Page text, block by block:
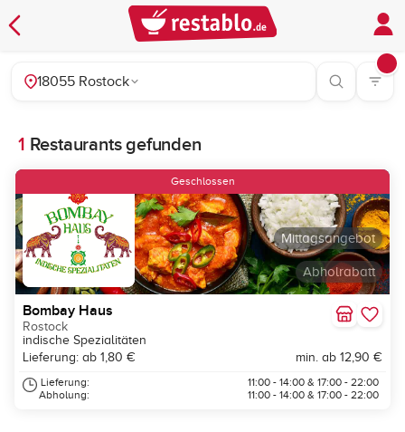
18055 Rostock
1 Restaurants gefunden
Abholrabatt
Mittagsangebot
Geschlossen
Bombay Haus
Rostock
indische Spezialitäten
Lieferung: ab 1,80 €
min. ab 12,90 €
Lieferung:
Abholung:
11:00 - 14:00 & 17:00 - 22:00
11:00 - 14:00 & 17:00 - 22:00